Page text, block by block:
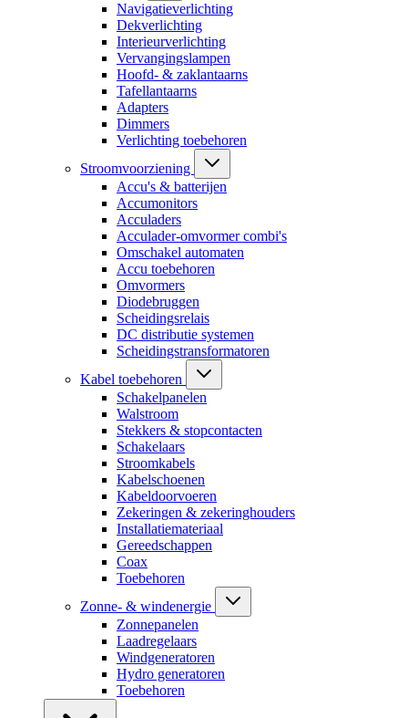
Navigatieverlichting
Dekverlichting
Interieurverlichting
Vervangingslampen
Hoofd- & zaklantaarns
Tafellantaarns
Adapters
Dimmers
Verlichting toebehoren
Stroomvoorziening
Accu's & batterijen
Accumonitors
Acculaders
Acculader-omvormer combi's
Omschakel automaten
Accu toebehoren
Omvormers
Diodebruggen
Scheidingsrelais
DC distributie systemen
Scheidingstransformatoren
Kabel toebehoren
Schakelpanelen
Walstroom
Stekkers & stopcontacten
Schakelaars
Stroomkabels
Kabelschoenen
Kabeldoorvoeren
Zekeringen & zekeringhouders
Installatiemateriaal
Gereedschappen
Coax
Toebehoren
Zonne- & windenergie
Zonnepanelen
Laadregelaars
Windgeneratoren
Hydro generatoren
Toebehoren